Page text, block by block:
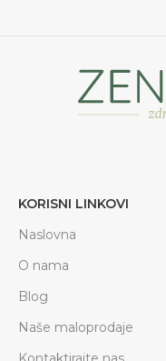
KORISNI LINKOVI
Naslovna
O nama
Blog
Naše maloprodaje